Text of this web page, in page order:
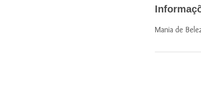
Mania de